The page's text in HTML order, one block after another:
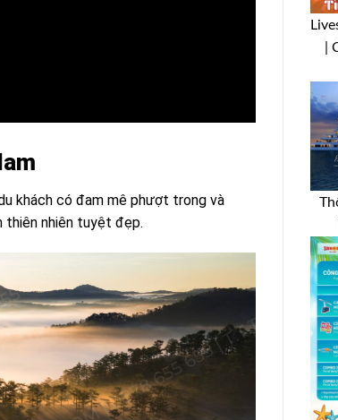
khách có đam mê phượt trong và
thiên nhiên tuyệt đẹp.
|